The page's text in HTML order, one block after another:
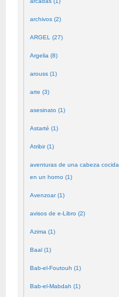
archivos (2)
ARGEL (27)
Argelia (8)
arouss (1)
arte (3)
asesinato (1)
Astarté (1)
Atribir (1)
aventuras de una cabeza cocida
en un horno (1)
Avenzoar (1)
avisos de e-Libro (2)
Azima (1)
Baal (1)
Bab-el-Foutouh (1)
Bab-el-Mabdah (1)